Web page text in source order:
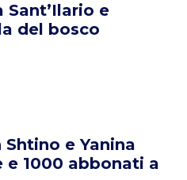
Sant’Ilario e
del bosco
e Yanina
e 1000 abbonati a